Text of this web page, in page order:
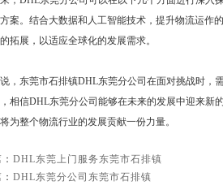
案。结合大数据和人工智能技术，提升物流运作
拓展，以适应全球化的发展需求。
，东莞市石排镇DHL东莞分公司在面对挑战时，
相信DHL东莞分公司能够在未来的发展中迎来新
为整个物流行业的发展贡献一份力量。
DHL东莞上门服务东莞市石排镇
DHL东莞分公司东莞市石排镇